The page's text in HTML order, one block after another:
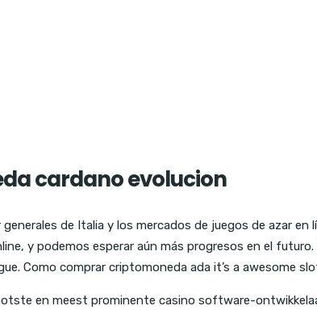
cardano evolucion
de Italia y los mercados de juegos de azar
y podemos esperar aún más progresos en el
Como comprar criptomoneda ada it’s a awesome
en meest prominente casino software-